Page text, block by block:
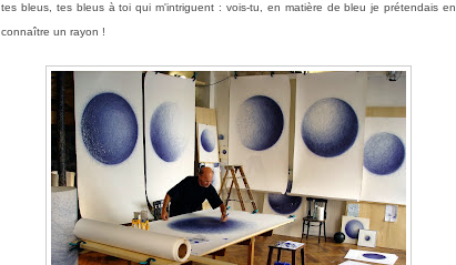
tes bleus, tes bleus à toi qui m'intriguent : vois-tu, en matière de bleu je prétendais en
connaître un rayon !